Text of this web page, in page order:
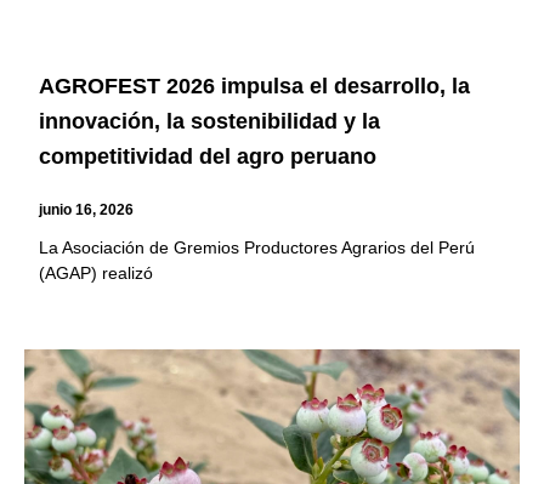
AGROFEST 2026 impulsa el desarrollo, la
innovación, la sostenibilidad y la
competitividad del agro peruano
junio 16, 2026
La Asociación de Gremios Productores Agrarios del Perú
(AGAP) realizó